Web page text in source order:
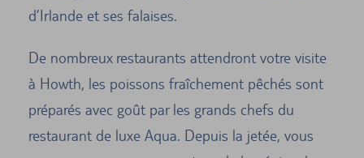
d’Irlande et ses falaises.
De nombreux restaurants attendront votre visite
à Howth, les poissons fraîchement pêchés sont
préparés avec goût par les grands chefs du
restaurant de luxe Aqua. Depuis la jetée, vous